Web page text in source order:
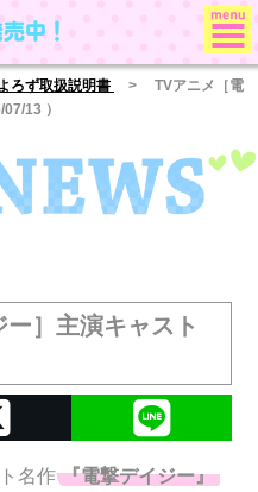
中！
ろず取扱説明書
> TVアニメ［電
13 ）
］主演キャスト
名作 『電撃デイジー』